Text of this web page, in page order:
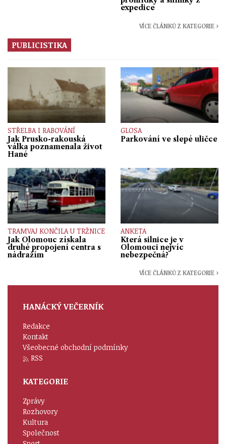
expedice
VÍCE ČLÁNKŮ Z KATEGORIE ›
PUBLICISTIKA
STŘELBA I RABOVÁNÍ
Jak Prusko-rakouská
válka poznamenala život
Hané
GLOSA
Parkování ve slepé uličce
TRAMVAJ KONČILA U TRŽNICE
Jak Olomouc získala
druhé propojení centra s
nádražím
ANKETA
Která silnice je v
Olomouci nejvíc
nebezpečná?
VÍCE ČLÁNKŮ Z KATEGORIE ›
HANÁCKÝ VEČERNÍK
Redakce
Kontakt
Všeobecné obchodní podmínky
RSS
KATEGORIE
Zprávy
Rozhovory
Kultura
Společnost